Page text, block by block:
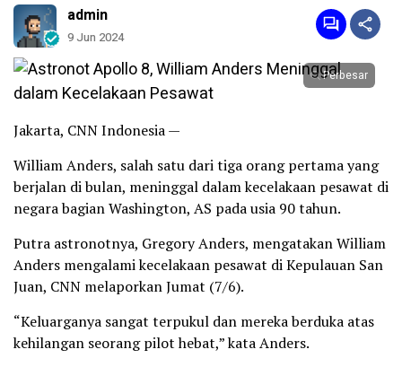
admin
9 Jun 2024
Perbesar
Jakarta, CNN Indonesia —
William Anders, salah satu dari tiga orang pertama yang
berjalan di bulan, meninggal dalam kecelakaan pesawat di
negara bagian Washington, AS pada usia 90 tahun.
Putra astronotnya, Gregory Anders, mengatakan William
Anders mengalami kecelakaan pesawat di Kepulauan San
Juan, CNN melaporkan Jumat (7/6).
“Keluarganya sangat terpukul dan mereka berduka atas
kehilangan seorang pilot hebat,” kata Anders.